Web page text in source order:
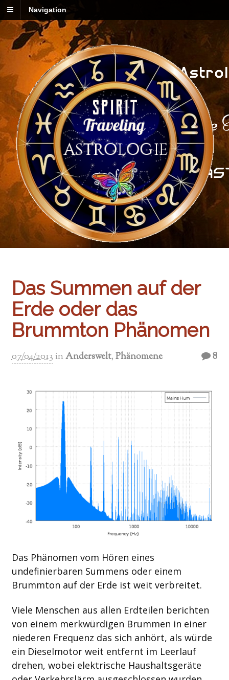
Navigation
Das Summen auf der
Erde oder das
Brummton Phänomen
07/04/2013 inAnderswelt,Phänomene 8
Das Phänomen vom Hören eines
undefinierbaren Summens oder einem
Brummton auf der Erde ist weit verbreitet.
Viele Menschen aus allen Erdteilen berichten
von einem merkwürdigen Brummen in einer
niederen Frequenz das sich anhört, als würde
ein Dieselmotor weit entfernt im Leerlauf
drehen, wobei elektrische Haushaltsgeräte